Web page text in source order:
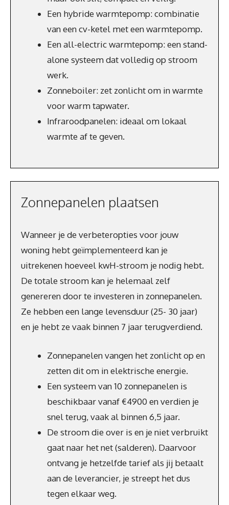
Een hybride warmtepomp: combinatie
van een cv-ketel met een warmtepomp.
Een all-electric warmtepomp: een stand-
alone systeem dat volledig op stroom
werk.
Zonneboiler: zet zonlicht om in warmte
voor warm tapwater.
Infraroodpanelen: ideaal om lokaal
warmte af te geven.
Zonnepanelen plaatsen
Wanneer je de verbeteropties voor jouw
woning hebt geïmplementeerd kan je
uitrekenen hoeveel kwH-stroom je nodig hebt.
De totale stroom kan je helemaal zelf
genereren door te investeren in zonnepanelen.
Ze hebben een lange levensduur (25- 30 jaar)
en je hebt ze vaak binnen 7 jaar terugverdiend.
Zonnepanelen vangen het zonlicht op en
zetten dit om in elektrische energie.
Een systeem van 10 zonnepanelen is
beschikbaar vanaf €4900 en verdien je
snel terug, vaak al binnen 6,5 jaar.
De stroom die over is en je niet verbruikt
gaat naar het net (salderen). Daarvoor
ontvang je hetzelfde tarief als jij betaalt
aan de leverancier, je streept het dus
tegen elkaar weg.